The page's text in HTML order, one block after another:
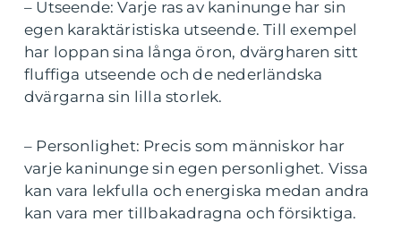
– Utseende: Varje ras av kaninunge har sin
egen karaktäristiska utseende. Till exempel
har loppan sina långa öron, dvärgharen sitt
fluffiga utseende och de nederländska
dvärgarna sin lilla storlek.
– Personlighet: Precis som människor har
varje kaninunge sin egen personlighet. Vissa
kan vara lekfulla och energiska medan andra
kan vara mer tillbakadragna och försiktiga.